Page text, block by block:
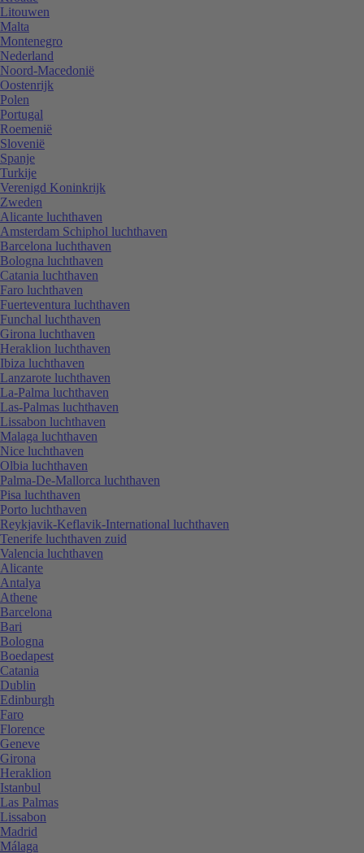
Litouwen
Malta
Montenegro
Nederland
Noord-Macedonië
Oostenrijk
Polen
Portugal
Roemenië
Slovenië
Spanje
Turkije
Verenigd Koninkrijk
Zweden
Alicante luchthaven
Amsterdam Schiphol luchthaven
Barcelona luchthaven
Bologna luchthaven
Catania luchthaven
Faro luchthaven
Fuerteventura luchthaven
Funchal luchthaven
Girona luchthaven
Heraklion luchthaven
Ibiza luchthaven
Lanzarote luchthaven
La-Palma luchthaven
Las-Palmas luchthaven
Lissabon luchthaven
Malaga luchthaven
Nice luchthaven
Olbia luchthaven
Palma-De-Mallorca luchthaven
Pisa luchthaven
Porto luchthaven
Reykjavik-Keflavik-International luchthaven
Tenerife luchthaven zuid
Valencia luchthaven
Alicante
Antalya
Athene
Barcelona
Bari
Bologna
Boedapest
Catania
Dublin
Edinburgh
Faro
Florence
Geneve
Girona
Heraklion
Istanbul
Las Palmas
Lissabon
Madrid
Málaga